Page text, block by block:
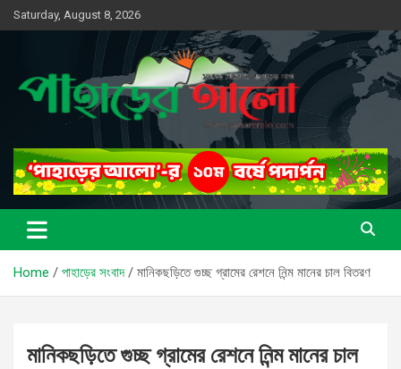
Skip
to
Saturday, August 8, 2026
পাহাড়ের আলো
সত্যের সন্ধানে, পাহাড়ের পথে
Home পাহাড়ের সংবাদ মানিকছড়িতে গুচ্ছ গ্রামের রেশনে নিন্ম মানের চাল বিতরণ
মানিকছড়িতে গুচ্ছ গ্রামের রেশনে নিন্ম মানের চাল